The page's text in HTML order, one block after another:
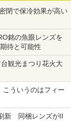
閉で保冷効果が高い
銘の魚眼レンズを
待と可能性
観光まつり花火大
こういうのはフィー
新 同梱レンズがII